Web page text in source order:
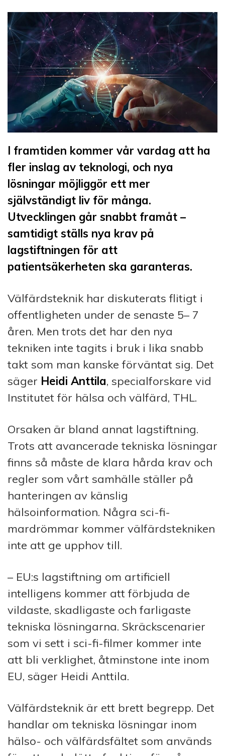
I framtiden kommer vår vardag att ha
fler inslag av teknologi, och nya
lösningar möjliggör ett mer
självständigt liv för många.
Utvecklingen går snabbt framåt –
samtidigt ställs nya krav på
lagstiftningen för att
patientsäkerheten ska garanteras.
Välfärdsteknik har diskuterats flitigt i
offentligheten under de senaste 5– 7
åren. Men trots det har den nya
tekniken inte tagits i bruk i lika snabb
takt som man kanske förväntat sig. Det
säger Heidi Anttila, specialforskare vid
Institutet för hälsa och välfärd, THL.
Orsaken är bland annat lagstiftning.
Trots att avancerade tekniska lösningar
finns så måste de klara hårda krav och
regler som vårt samhälle ställer på
hanteringen av känslig
hälsoinformation. Några sci-fi-
mardrömmar kommer välfärdstekniken
inte att ge upphov till.
– EU:s lagstiftning om artificiell
intelligens kommer att förbjuda de
vildaste, skadligaste och farligaste
tekniska lösningarna. Skräckscenarier
som vi sett i sci-fi-filmer kommer inte
att bli verklighet, åtminstone inte inom
EU, säger Heidi Anttila.
Välfärdsteknik är ett brett begrepp. Det
handlar om tekniska lösningar inom
hälso- och välfärdsfältet som används